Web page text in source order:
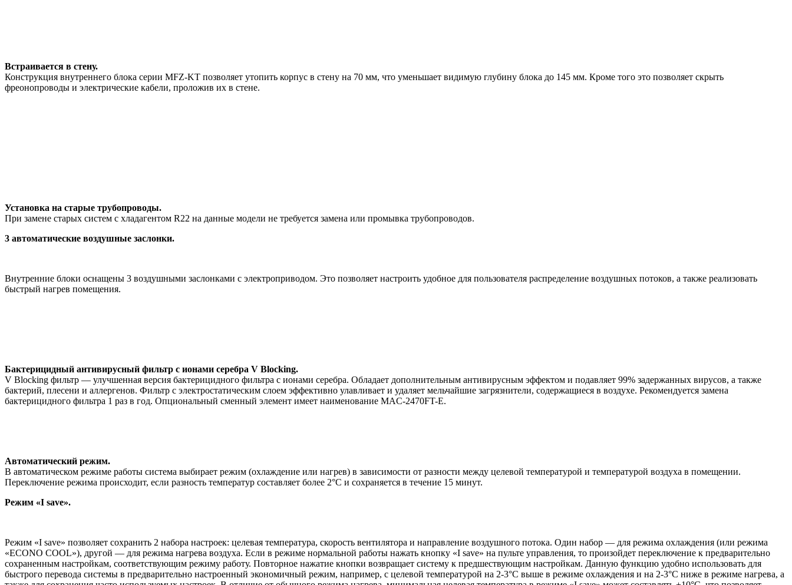
Встраивается в стену.
Конструкция внутреннего блока серии MFZ-KT позволяет утопить корпус в стену на 70 мм, что уменьшает видимую глубину блока до 145 мм. Кроме того это позволяет скрыть
фреонопроводы и электрические кабели, проложив их в стене.
Установка на старые трубопроводы.
При замене старых систем с хладагентом R22 на данные модели не требуется замена или промывка трубопроводов.
3 автоматические воздушные заслонки.
Внутренние блоки оснащены 3 воздушными заслонками с электроприводом. Это позволяет настроить удобное для пользователя распределение воздушных потоков, а также реализовать
быстрый нагрев помещения.
Бактерицидный антивирусный фильтр с ионами серебра V Blocking.
V Blocking фильтр — улучшенная версия бактерицидного фильтра с ионами серебра. Обладает дополнительным антивирусным эффектом и подавляет 99% задержанных вирусов, а также
бактерий, плесени и аллергенов. Фильтр с электростатическим слоем эффективно улавливает и удаляет мельчайшие загрязнители, содержащиеся в воздухе. Рекомендуется замена
бактерицидного фильтра 1 раз в год. Опциональный сменный элемент имеет наименование MAC-2470FT-E.
Автоматический режим.
В автоматическом режиме работы система выбирает режим (охлаждение или нагрев) в зависимости от разности между целевой температурой и температурой воздуха в помещении.
Переключение режима происходит, если разность температур составляет более 2°С и сохраняется в течение 15 минут.
Режим «I save».
Режим «I save» позволяет сохранить 2 набора настроек: целевая температура, скорость вентилятора и направление воздушного потока. Один набор — для режима охлаждения (или режима
«ECONO COOL»), другой — для режима нагрева воздуха. Если в режиме нормальной работы нажать кнопку «I save» на пульте управления, то произойдет переключение к предварительно
сохраненным настройкам, соответствующим режиму работу. Повторное нажатие кнопки возвращает систему к предшествующим настройкам. Данную функцию удобно использовать для
быстрого перевода системы в предварительно настроенный экономичный режим, например, с целевой температурой на 2-3°С выше в режиме охлаждения и на 2-3°С ниже в режиме нагрева, а